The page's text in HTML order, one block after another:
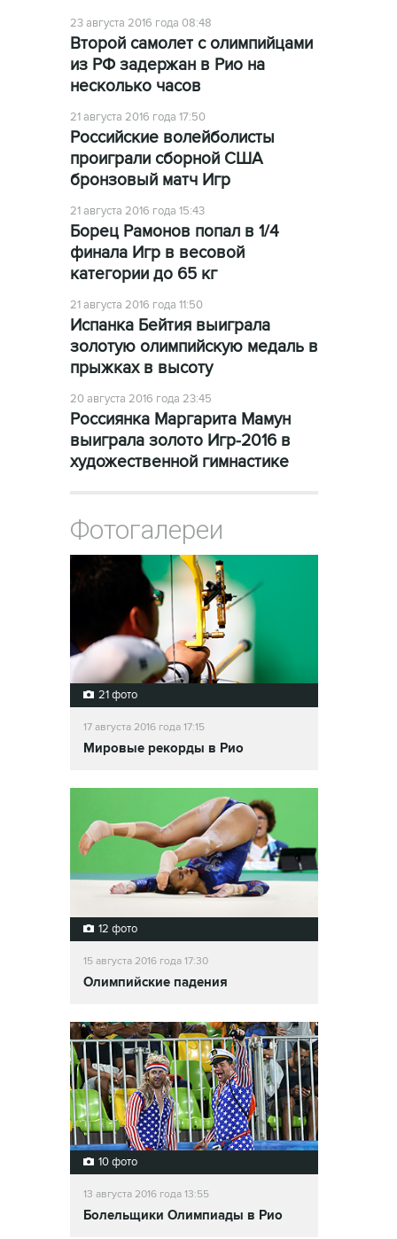
23 августа 2016 года 08:48
Второй самолет с олимпийцами
из РФ задержан в Рио на
несколько часов
21 августа 2016 года 17:50
Российские волейболисты
проиграли сборной США
бронзовый матч Игр
21 августа 2016 года 15:43
Борец Рамонов попал в 1/4
финала Игр в весовой
категории до 65 кг
21 августа 2016 года 11:50
Испанка Бейтия выиграла
золотую олимпийскую медаль в
прыжках в высоту
20 августа 2016 года 23:45
Россиянка Маргарита Мамун
выиграла золото Игр-2016 в
художественной гимнастике
Фотогалереи
21 фото
17 августа 2016 года 17:15
Мировые рекорды в Рио
12 фото
15 августа 2016 года 17:30
Олимпийские падения
10 фото
13 августа 2016 года 13:55
Болельщики Олимпиады в Рио